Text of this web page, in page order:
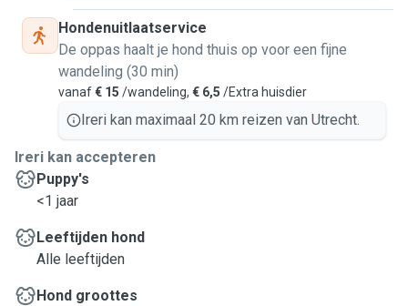
Hondenuitlaatservice
De oppas haalt je hond thuis op voor een fijne
wandeling (30 min)
vanaf€ 15 /wandeling, € 6,5 /Extra huisdier
Ireri kan maximaal 20 km reizen van Utrecht.
Ireri kan accepteren
Puppy's
<1 jaar
Leeftijden hond
Alle leeftijden
Hond groottes